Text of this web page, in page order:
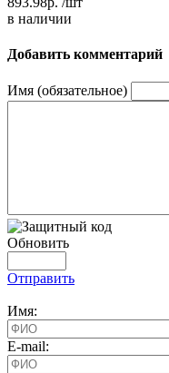
в наличии
Добавить комментарий
Имя (обязательное)
Обновить
Отправить
Имя:
E-mail: